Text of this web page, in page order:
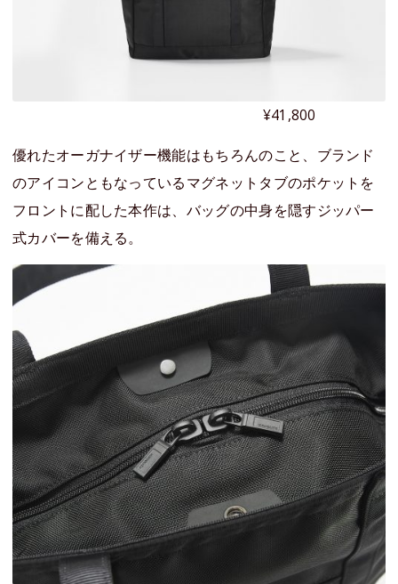
¥41,800
優れたオーガナイザー機能はもちろんのこと、ブランド
のアイコンともなっているマグネットタブのポケットを
フロントに配した本作は、バッグの中身を隠すジッパー
式カバーを備える。